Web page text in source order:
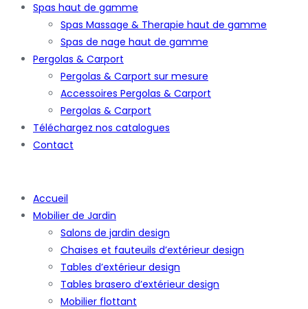
Spas haut de gamme
Spas Massage & Therapie haut de gamme
Spas de nage haut de gamme
Pergolas & Carport
Pergolas & Carport sur mesure
Accessoires Pergolas & Carport
Pergolas & Carport
Téléchargez nos catalogues
Contact
Accueil
Mobilier de Jardin
Salons de jardin design
Chaises et fauteuils d’extérieur design
Tables d’extérieur design
Tables brasero d’extérieur design
Mobilier flottant